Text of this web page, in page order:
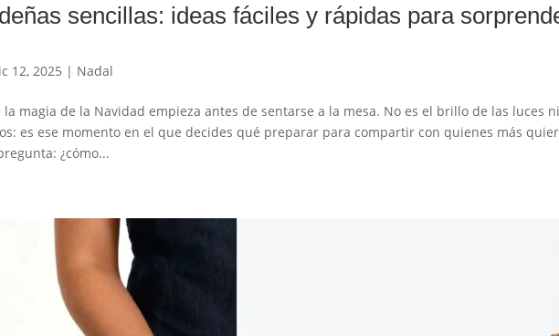
sencillas: ideas fáciles y rápidas para
12, 2025 | Nadal
la magia de la Navidad empieza antes de sentarse a la mesa. No es el brillo de las luces
es ese momento en el que decides qué preparar para compartir con quienes más
¿cómo...